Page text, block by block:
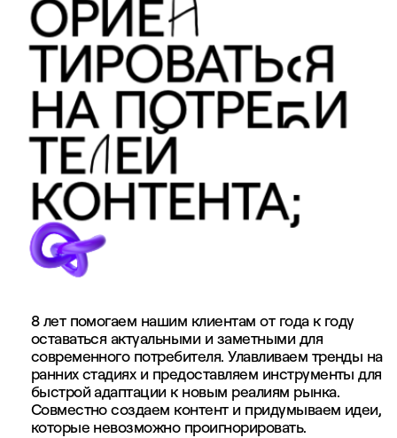
ОРИЕН
ТИРОВАТЬСЯ
НА ПОТРЕБИ
ТЕЛЕЙ
КОНТЕНТА;
8 лет помогаем нашим клиентам от года к году
оставаться актуальными и заметными для
современного потребителя. Улавливаем тренды на
ранних стадиях и предоставляем инструменты для
быстрой адаптации к новым реалиям рынка.
Совместно создаем контент и придумываем идеи,
которые невозможно проигнорировать.